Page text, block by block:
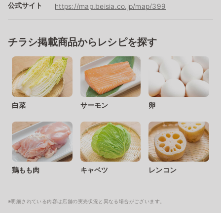
公式サイト https://map.beisia.co.jp/map/399
チラシ掲載商品からレシピを探す
白菜 サーモン 卵
鶏もも肉 キャベツ レンコン
※明細されている内容は店舗の実売状況と異なる場合がございます。